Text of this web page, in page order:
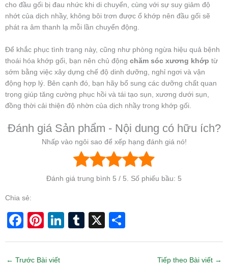
cho đầu gối bị đau nhức khi di chuyển, cùng với sự suy giảm độ
nhớt của dịch nhầy, không bôi trơn được ổ khớp nên đầu gối sẽ
phát ra âm thanh lạ mỗi lần chuyển động.
Để khắc phục tình trạng này, cũng như phòng ngừa hiệu quả bệnh
thoái hóa khớp gối, bạn nên chủ động chăm sóc xương khớp từ
sớm bằng việc xây dựng chế độ dinh dưỡng, nghỉ ngơi và vận
động hợp lý. Bên cạnh đó, bạn hãy bổ sung các dưỡng chất quan
trọng giúp tăng cường phục hồi và tái tạo sụn, xương dưới sụn,
đồng thời cải thiện độ nhờn của dịch nhầy trong khớp gối.
Đánh giá Sản phẩm - Nội dung có hữu ích?
Nhấp vào ngôi sao để xếp hạng đánh giá nó!
Đánh giá trung bình 5 / 5. Số phiếu bầu: 5
Chia sẻ:
F
c
Pi
er
Li
T
X
← Trước Bài viết Tiếp theo Bài viết →